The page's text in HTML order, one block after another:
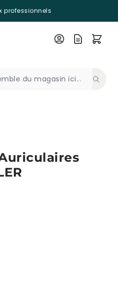
professionnels